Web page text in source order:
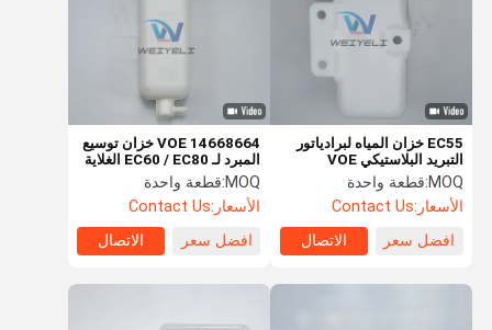
EC55 خزان المياه لبرادياتور
التبريد البلاستيكي VOE
14546444 14504668
لشركة فولفو
MOQ: قطعة واحدة
الأسعار:Contact Us
افضل سعر
الاتصال
VOE 14668664 خزان توسيع
المبرد لـ EC60 / EC80 الغلاية
المساعدة لحماية المحرك
MOQ: قطعة واحدة
الأسعار:Contact Us
افضل سعر
الاتصال